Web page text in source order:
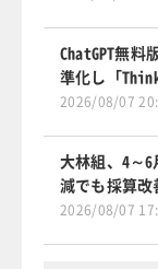
ChatGPT無料
準化し「
2026/08/07
大林組、4～
減でも採算改
2026/08/07